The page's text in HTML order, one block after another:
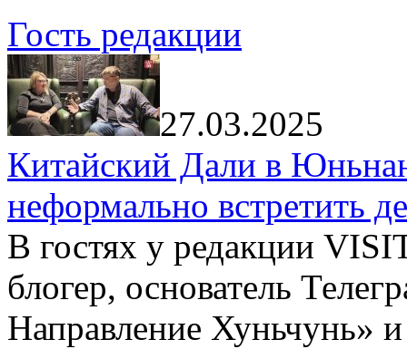
Гость редакции
27.03.2025
Китайский Дали в
неформально встретить
В гостях у редакции
блогер, основатель
Направление Хуньчунь»